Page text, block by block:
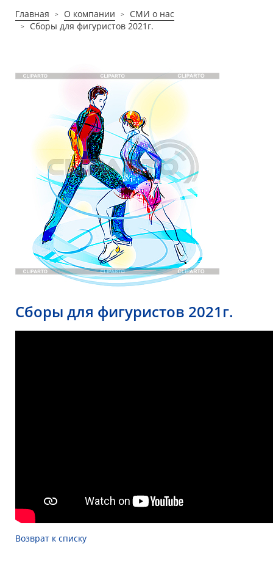
Главная О компании
СМИ о нас
Сборы для фигуристов 2021г.
Сборы для фигуристов 2021г.
Возврат к списку